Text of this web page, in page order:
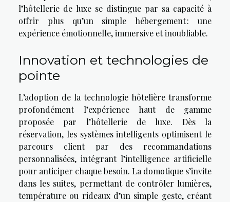
l’hôtellerie de luxe se distingue par sa capacité à
offrir plus qu’un simple hébergement : une
expérience émotionnelle, immersive et inoubliable.
Innovation et technologies de
pointe
L’adoption de la technologie hôtelière transforme
profondément l’expérience haut de gamme
proposée par l’hôtellerie de luxe. Dès la
réservation, les systèmes intelligents optimisent le
parcours client par des recommandations
personnalisées, intégrant l’intelligence artificielle
pour anticiper chaque besoin. La domotique s’invite
dans les suites, permettant de contrôler lumières,
température ou rideaux d’un simple geste, créant